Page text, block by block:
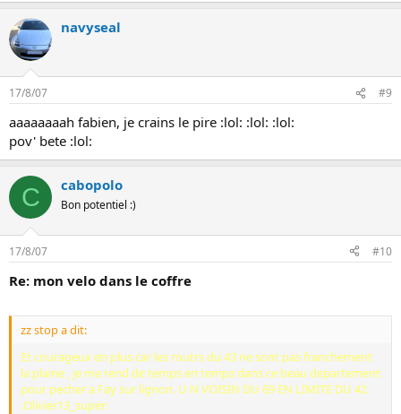
navyseal
17/8/07 #9
aaaaaaaah fabien, je crains le pire :lol: :lol: :lol:
pov' bete :lol:
C cabopolo
Bon potentiel :)
17/8/07 #10
Re: mon velo dans le coffre
zz stop a dit:
Et courageux en plus car les routrs du 43 ne sont pas franchement
la plaine , je me rend de temps en temps dans ce beau departement
pour pecher a Fay sur lignon. U N VOISIN DU 69 EN LIMITE DU 42
:Olivier13_super: